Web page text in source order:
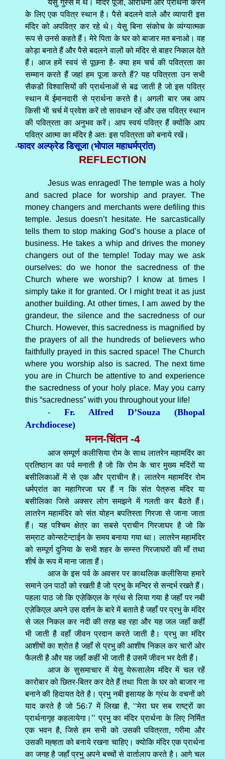
येसु गुस्से में थे। मंदिर पूजा, आराधना और प्रार्थना करने
के लिए एक पवित्र स्थान है। पैसे बदलने वाले और व्यापारी इस
मंदिर को अपवित्र कर रहे थे। येसु बिना संकोच के व्यंग्यात्मक
रूप से उनसे कहते हैं। मेरे पिता के घर को बाजार मत बनाओ। वह
कोड़ा बनाते हैं और पैसे बदलने वालों को मंदिर से बाहर निकाल देते
हैं। आज हमें स्वयं से पूछना है- क्या हम चर्च की पवित्रता का
सम्मान करते हैं जहां हम पूजा करते हैं? यह पवित्रता उन सभी
सैकडों विश्वासियों की प्रार्थनाओं से बढ जाती है जो इस पवित्र
स्थान में ईमानदारी से प्रार्थना करते है। अगली बार जब आप
किसी भी चर्च में प्रवेश करें तो सावधान रहें और उस पवित्र स्थान
की पवित्रता का अनुभव करें। आप स्वयं पवित्र हैं क्योंकि आप
पवित्र आत्मा का मंदिर है अतः इस पवित्रता को बनाये रखें।
-फादर अल्फ्रेड डिसूजा (भोपाल महाधर्मप्रांत)
REFLECTION
Jesus was enraged! The temple was a holy
and sacred place for worship and prayer. The
money changers and merchants were defiling this
temple. Jesus doesn’t hesitate. He sarcastically
tells them to stop making God’s house a place of
business. He takes a whip and drives the money
changers out of the temple! Today may we ask
ourselves: do we honor the sacredness of the
Church where we worship? I know at times I
simply take it for granted. Or I might treat it as just
another building. At other times, I am awed by the
grandeur, the silence and the sacredness of our
Church. However, this sacredness is magnified by
the prayers of all the hundreds of believers who
faithfully prayed in this sacred space! The Church
where you worship also is sacred. The next time
you are in Church be attentive to and experience
the sacredness of your holy place. May you carry
this “sacredness” with you throughout your life!
-Fr. Alfred D’Souza (Bhopal
Archdiocese)
मनन-चिंतन -4
आज सम्पूर्ण कलीसिया रोम के साथ लातरेन महामदिंर का
प्रतिष्ठान का पर्व मनाती है जो कि रोम के चार मुख्य मदिंरों या
बसीलिकाओं में से एक और प्राचीन है। लातरेन महामदिंर रोम
धर्मप्रांत का महागिरजा घर हैं न कि संत पेत्रुस मंदिर या
बसीलिका जिसे अक्सर लोग समझने में गलती कर बैठते हैं।
लातरेन महामंदिर को संत योहन बपतिस्ता गिरजा से जाना जाता
हैं। यह पश्चिम क्षेत्र का सबसे प्राचीन गिरजाघर है जो कि
सम्राट कोन्सटेन्टाईन के समय बनाया गया था। लातरेन महामंदिर
को सम्पूर्ण दुनिया के सभी शहर के सम्स्त गिरजाघरों की मॉं तथा
शीर्ष के रूप में माना जाता हैं।
आज के इस पर्व के अवसर पर काथलिक कलीसिया हमारे
समाने उन पाठों को रखती है जो प्रभु के मन्दिर से सन्दर्भ रखते हैं।
पहला पाठ जो कि एजे़किएल के ग्रंथ से लिया गया है जहॉं पर नबी
एज़ेकिएल अपने उस दर्शन के बारे में बताते है जहॉं पर प्रभु के मंदिर
से जल निकल कर नदी की तरह बह रहा और यह जल जहॉं कहीं
भी जाती है वहॉं जीवन प्रदान करते जाती है। प्रभु का मंदिर
आशीषों का श्रोत है जहॉं से प्रभु की आशीष निकल कर चारों ओर
फैलती है और यह जहॉं कहीं भी जाती है उसमें जीवन भर देती हैं।
आज के सुसमाचार में येसु येरूसालेम मंदिर में चल रहें
कारोबार को छितर-बितर कर देते हैं तथा पिता के घर को बाजार ना
बनाने की हिदायत देते है। प्रभु नबी इसायह के ग्रंथ के वचनों को
याद करते है जो 56ः7 में लिखा है, ‘‘मेरा घर सब राष्ट्रों का
प्रार्थनागृह कहलायेगा।’’ प्रभु का मंदिर प्रार्थना के लिए निर्मित
एक भवन है, जिसे हम सभी को उसकी पवित्रता, गरीमा और
उसकी मह्हता को बनाये रखना चाहिए। क्योकि मंदिर एक प्रार्थना
का जगह है जहॉं प्रभु अपने बच्चों से वार्तालाप करते है। आगे चल